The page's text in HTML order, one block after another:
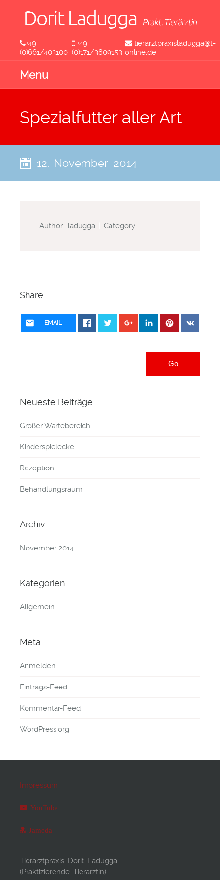
+49
(0)661/403100
+49
(0)171/3809153
tierarztpraxisladugga@t-
online.de
Menu
Spezialfutter aller Art
12. November 2014
Author: ladugga |Category:
Share
EMAIL
Neueste Beiträge
Großer Wartebereich
Kinderspielecke
Rezeption
Behandlungsraum
Archiv
November 2014
Kategorien
Allgemein
Meta
Anmelden
Eintrags-Feed
Kommentar-Feed
WordPress.org
Impressum
YouTube
Jameda
Tierarztpraxis Dorit Ladugga
(Praktizierende Tierärztin)